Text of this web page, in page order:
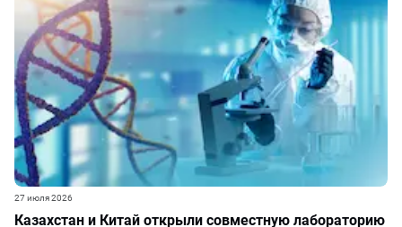
Казахстан и Китай открыли совместную лабораторию
27 июля 2026